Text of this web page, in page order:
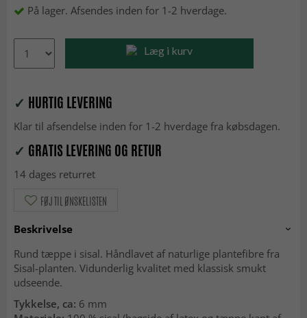
På lager. Afsendes inden for 1-2 hverdage.
Læg i kurv
✓ HURTIG LEVERING
Klar til afsendelse inden for 1-2 hverdage fra købsdagen.
✓ GRATIS LEVERING OG RETUR
14 dages returret
FØJ TIL ØNSKELISTEN
Beskrivelse
Rund tæppe i sisal. Håndlavet af naturlige plantefibre fra
Sisal-planten. Vidunderlig kvalitet med klassisk smukt
udseende.
Tykkelse, ca: 6 mm